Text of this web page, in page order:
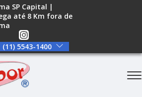
SP Capital |
até 8 Km fora de
(11) 5543-1400